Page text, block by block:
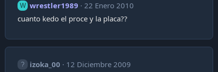
W wrestler1989
22 Enero 2010
cuanto kedo el proce y la placa??
izoka_00
12 Diciembre 2009